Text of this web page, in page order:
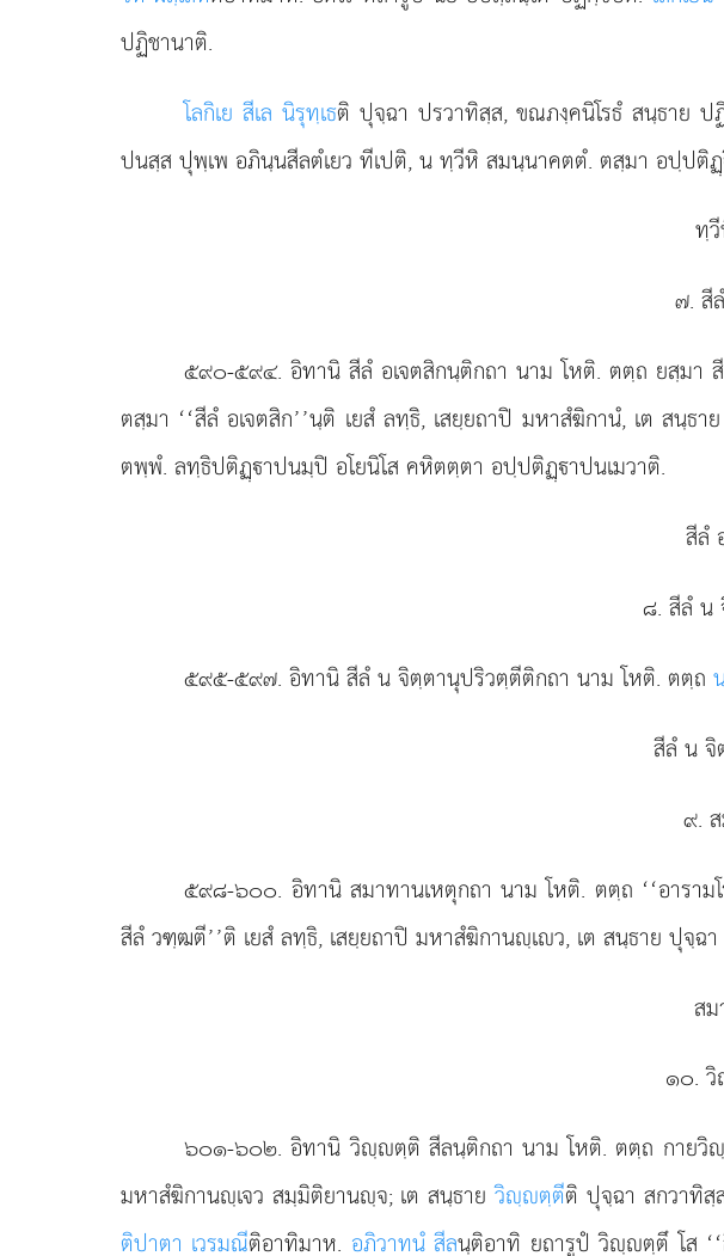
ปฏิชานาติ.
โลกิเย สีเล นิรุทฺเธติ ปุจฺฉา ปรวาทิสฺส, ขณภงฺคนิโรธํ สนฺธาย
ปนสฺส ปุพฺเพ อภินฺนสีลตํเยว ทีเปติ, น ทฺวีหิ สมนฺนาคตตํ. ตสฺมา อปฺปติ
ทฺ
๗. สี
๕๙๐-๕๙๔. อิทานิสีลํ อเจตสิกนฺติกถา นาม โหติ. ตตฺถ ยสฺมา
ตสฺมา ‘‘สีลํ อเจตสิก’’นฺติ เยสํ ลทฺธิ, เสยฺยถาปิ มหาสํฆิกานํ, เต สนฺธ
ตพฺพํ. ลทฺธิปติฏฺาปนมฺปิ อโยนิโส คหิตตฺตา อปฺปติฏฺาปนเมวาติ.
สีลํ
๘. สีลํ น
๕๙๕-๕๙๗. อิทานิสีลํ น จิตฺตานุปริวตฺตีติกถา นาม โหติ. ตตฺถ
สีลํ น
๙.
๕๙๘-๖๐๐. อิทานิ สมาทานเหตุกถา นาม โหติ. ตตฺถ ‘‘อารา
สีลํ วฑฺฒตี’’ติ เยสํ ลทฺธิ, เสยฺยถาปิ มหาสํฆิกานฺเว, เต สนฺธาย ปุจฺ
ส
๑๐.
๖๐๑-๖๐๒. อิทานิวิฺตฺติ สีลนฺติกถา นาม โหติ. ตตฺถ กายวิ
มหาสํฆิกานฺเจว สมฺมิติยานฺจ; เต สนฺธายวิฺตฺตีติ ปุจฺฉา สกวาทิ
ติปาตา เวรมณีติอาทิมาห. อภิวาทนํ สีลนฺติอาทิ ยถารูปํ วิฺตฺตึ โส